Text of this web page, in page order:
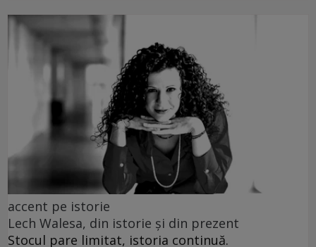
accent pe istorie
Lech Walesa, din istorie și din prezent
Stocul pare limitat, istoria continuă.